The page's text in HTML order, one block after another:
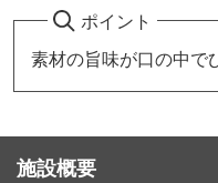
ポイント
素材の旨味が口の中で
施設概要